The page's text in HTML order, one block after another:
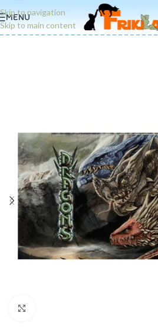
Skip to navigation
Skip to main content
MENU